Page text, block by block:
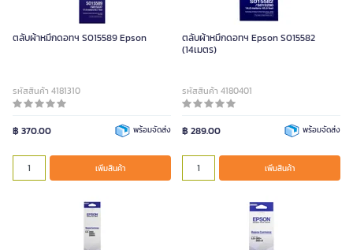
ตลับผ้าหมึกดอทฯ S015589 Epson
รหัสสินค้า 4181310
฿ 370.00 พร้อมจัดส่ง
เพิ่มสินค้า
ตลับผ้าหมึกดอทฯ Epson S015582
(14เมตร)
รหัสสินค้า 4180401
฿ 289.00 พร้อมจัดส่ง
เพิ่มสินค้า